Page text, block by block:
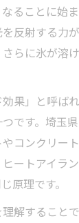
ることに始
反射する力
らに氷が溶
果」と呼ば
です。埼玉
コンクリー
ートアイラ
原理です。
解すること